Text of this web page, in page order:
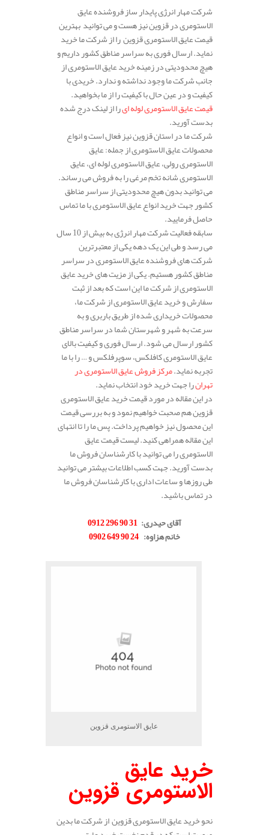
شرکت مهار انرژی پایدار ساز فروشنده عایق
الاستومری در قزوین نیز هست و می توانید بهترین
قیمت عایق الاستومری قزوین را از شرکت ما خرید
نماید. ارسال فوری به سراسر مناطق کشور داریم و
هیچ محدودیتی در زمینه خرید عایق الاستومری از
جانب شرکت ما وجود نداشته و ندارد. خریدی با
کیفیت و در عین حال با کیفیت را از ما بخواهید.
قیمت عایق الاستومری لوله ایرا از لینک درج شده
بدست آورید.
شرکت ما در استان قزوین نیز فعال است و انواع
محصولات عایق الاستومری از جمله: عایق
الاستومری رولی، عایق الاستومری لوله ای، عایق
الاستومری شانه تخم مرغی را به فروش می رساند.
می توانید بدون هیچ محدودیتی از سراسر مناطق
کشور جهت خرید انواع عایق الاستومری با ما تماس
حاصل فرمایید.
سابقه فعالیت شرکت مهار انرژی به بیش از 10 سال
می رسد و طی این یک دهه یکی از معتبرترین
شرکت های فروشنده عایق الاستومری در سراسر
مناطق کشور هستیم. یکی از مزیت های خرید عایق
الاستومری از شرکت ما این است که بعد از ثبت
سفارش و خرید عایق الاستومری از شرکت ما،
محصولات خریداری شده از طریق باربری و به
سرعت به شهر و شهرستان شما در سراسر مناطق
کشور ارسال می شود. ارسال فوری و کیفیت بالای
عایق الاستومری کافلکس، سوپرفلکس و … را با ما
تجربه نماید.مرکز فروش عایق الاستومری در
تهرانرا جهت خرید خود انتخاب نماید.
در این مقاله در مورد قیمت خرید عایق الاستومری
قزوین هم صحبت خواهیم نمود و به بررسی قیمت
این محصول نیز خواهیم پرداخت. پس ما را تا انتهای
این مقاله همراهی کنید. لیست قیمت عایق
الاستومری را می توانید با کارشناسان فروش ما
بدست آورید. جهت کسب اطلاعات بیشتر می توانید
طی روزها و ساعات اداری با کارشناسان فروش ما
در تماس باشید.
آقای حیدری:
31 90 296 0912
خانم هزاوه:
24 90 649 0902
عایق الاستومری قزوین
خرید عایق
الاستومری قزوین
نحو خرید عایق الاستومری قزوین از شرکت ما بدین